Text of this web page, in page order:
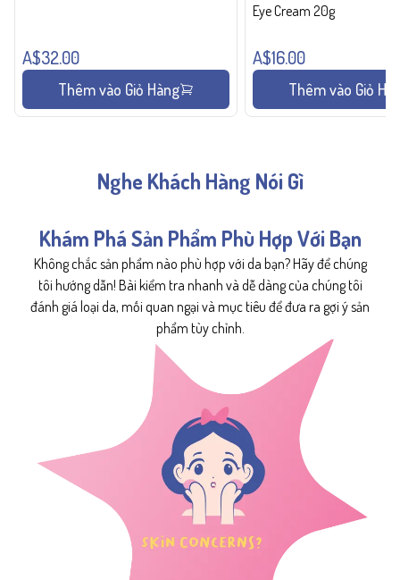
A$32.00
Thêm vào Giỏ Hàng
Eye Cream 20g
A$16.00
Thêm vào Giỏ
Nghe Khách Hàng Nói Gì
Khám Phá Sản Phẩm Phù Hợp Với Bạn
Không chắc sản phẩm nào phù hợp với da bạn? Hãy để chúng
tôi hướng dẫn! Bài kiểm tra nhanh và dễ dàng của chúng tôi
đánh giá loại da, mối quan ngại và mục tiêu để đưa ra gợi ý sản
phẩm tùy chỉnh.